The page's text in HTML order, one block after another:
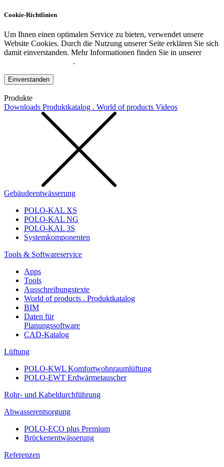
Cookie-Richtlinien
Um Ihnen einen optimalen Service zu bieten, verwendet unsere
Website Cookies. Durch die Nutzung unserer Seite erklären Sie sich
damit einverstanden. Mehr Informationen finden Sie in unserer
.
Einverstanden
Produkte
Downloads Produktkatalog . World of products Videos
Gebäudeentwässerung
POLO-KAL XS
POLO-KAL NG
POLO-KAL 3S
Systemkomponenten
Tools & Softwareservice
Apps
Tools
Ausschreibungstexte
World of products . Produktkatalog
BIM
Daten für
Planungssoftware
CAD-Katalog
Lüftung
POLO-KWL Komfortwohnraumlüftung
POLO-EWT Erdwärmetauscher
Rohr- und Kabeldurchführung
Abwasserentsorgung
POLO-ECO plus Premium
Brückenentwässerung
Referenzen